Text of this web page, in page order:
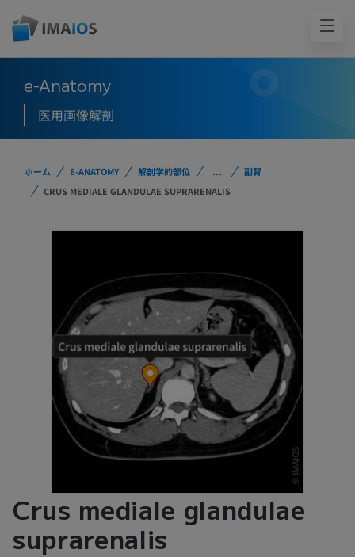
e-Anatomy
医用画像解剖
ホーム E-ANATOMY 解剖学的部位 ...
副腎
CRUS MEDIALE GLANDULAE SUPRARENALIS
Crus mediale glandulae
suprarenalis